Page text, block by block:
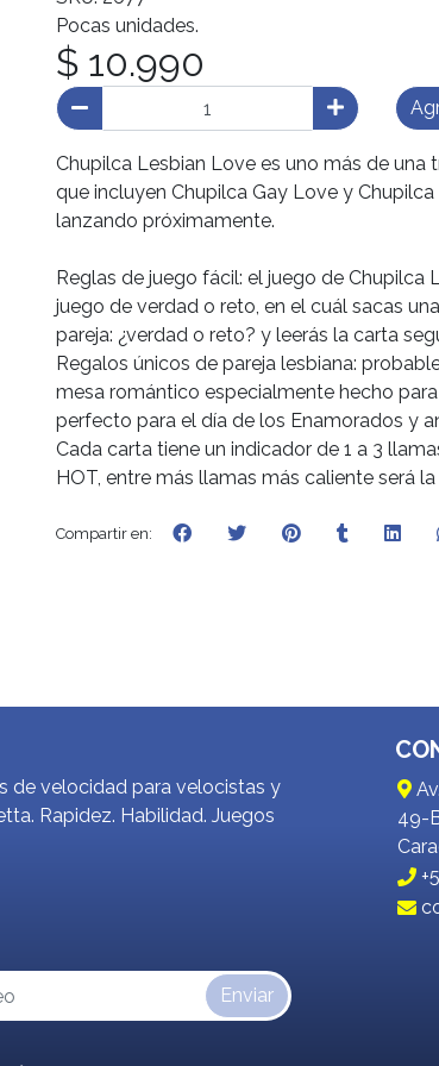
Pocas unidades.
$ 10.990
Chupilca Lesbian Love es uno más de una
que incluyen Chupilca Gay Love y
lanzando próximamente.
Reglas de juego fácil: el juego de Chupilca
juego de verdad o reto, en el cuál sacas
pareja: ¿verdad o reto? y leerás la carta
Regalos únicos de pareja lesbiana:
mesa romántico especialmente hecho
perfecto para el día de los Enamorados y
Cada carta tiene un indicador de 1 a 3
HOT, entre más llamas más caliente será la
Compartir en:
de velocidad para velocistas y
Rapidez. Habilidad. Juegos
49-
Enviar